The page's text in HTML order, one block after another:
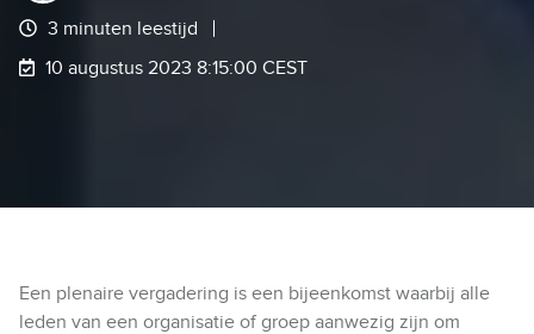
3 minuten leestijd
10 augustus 2023 8:15:00 CEST
Een plenaire vergadering is een bijeenkomst waarbij alle
leden van een organisatie of groep aanwezig zijn om